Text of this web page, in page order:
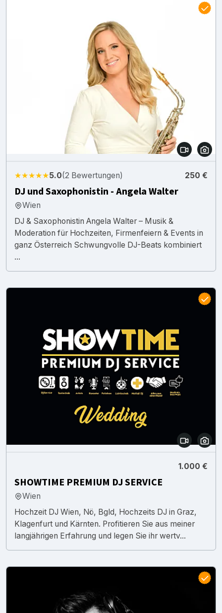
★★★★★5.0(2 Bewertungen) 250 €
DJ und Saxophonistin - Angela Walter
Wien
DJ & Saxophonistin Angela Walter – Musik &
Moderation für Hochzeiten, Firmenfeiern & Events in
ganz Österreich Schwungvolle DJ-Beats kombiniert
...
1.000 €
SHOWTIME PREMIUM DJ SERVICE
Wien
Hochzeit DJ Wien, Nö, Bgld, Hochzeits DJ in Graz,
Klagenfurt und Kärnten. Profitieren Sie aus meiner
langjährigen Erfahrung und legen Sie ihr wertv...